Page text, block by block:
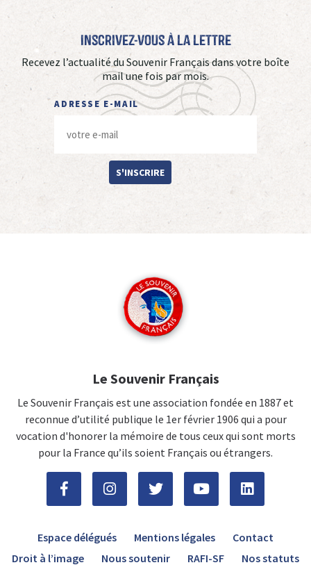
Inscrivez-vous à La Lettre
Recevez l’actualité du Souvenir Français dans votre boîte
mail une fois par mois.
ADRESSE E-MAIL
S'INSCRIRE
Le Souvenir Français
Le Souvenir Français est une association fondée en 1887 et
reconnue d’utilité publique le 1er février 1906 qui a pour
vocation d'honorer la mémoire de tous ceux qui sont morts
pour la France qu’ils soient Français ou étrangers.
Espace délégués Mentions légales
Contact
Droit à l’image
Nous soutenir RAFI-SF Nos statuts